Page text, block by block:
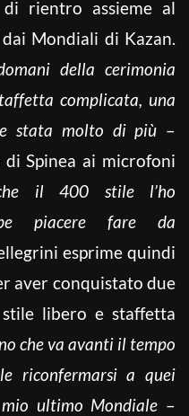
rientro assieme al
Mondiali di Kazan.
della cerimonia
complicata, una
stata molto di più –
Spinea ai microfoni
il 400 stile l’ho
piacere fare da
esprime quindi
aver conquistato due
stile libero e staffetta
che va avanti il tempo
riconfermarsi a quei
ultimo Mondiale –